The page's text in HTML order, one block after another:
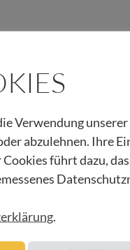
Verwendung
abzulehnen. Ihre
führt dazu,
.